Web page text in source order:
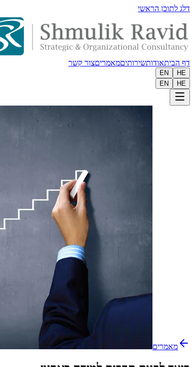
דלג לתוכן הראשי
דף הביתאודותשירותיםמאמריםצור קשר
HE
EN
HE
EN
מאמרים